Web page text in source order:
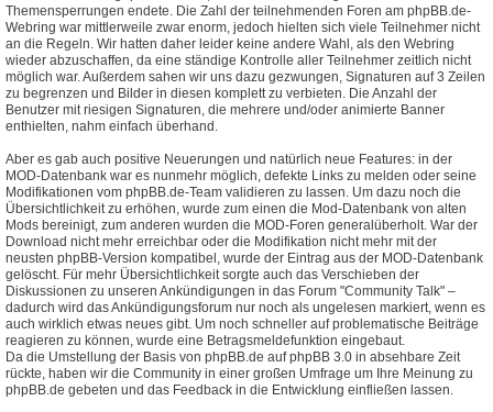
Themensperrungen endete. Die Zahl der teilnehmenden Foren am phpBB.de-
Webring war mittlerweile zwar enorm, jedoch hielten sich viele Teilnehmer nicht
an die Regeln. Wir hatten daher leider keine andere Wahl, als den Webring
wieder abzuschaffen, da eine ständige Kontrolle aller Teilnehmer zeitlich nicht
möglich war. Außerdem sahen wir uns dazu gezwungen, Signaturen auf 3 Zeilen
zu begrenzen und Bilder in diesen komplett zu verbieten. Die Anzahl der
Benutzer mit riesigen Signaturen, die mehrere und/oder animierte Banner
enthielten, nahm einfach überhand.
Aber es gab auch positive Neuerungen und natürlich neue Features: in der
MOD-Datenbank war es nunmehr möglich, defekte Links zu melden oder seine
Modifikationen vom phpBB.de-Team validieren zu lassen. Um dazu noch die
Übersichtlichkeit zu erhöhen, wurde zum einen die Mod-Datenbank von alten
Mods bereinigt, zum anderen wurden die MOD-Foren generalüberholt. War der
Download nicht mehr erreichbar oder die Modifikation nicht mehr mit der
neusten phpBB-Version kompatibel, wurde der Eintrag aus der MOD-Datenbank
gelöscht. Für mehr Übersichtlichkeit sorgte auch das Verschieben der
Diskussionen zu unseren Ankündigungen in das Forum "Community Talk" –
dadurch wird das Ankündigungsforum nur noch als ungelesen markiert, wenn es
auch wirklich etwas neues gibt. Um noch schneller auf problematische Beiträge
reagieren zu können, wurde eine Betragsmeldefunktion eingebaut.
Da die Umstellung der Basis von phpBB.de auf phpBB 3.0 in absehbare Zeit
rückte, haben wir die Community in einer großen Umfrage um Ihre Meinung zu
phpBB.de gebeten und das Feedback in die Entwicklung einfließen lassen.